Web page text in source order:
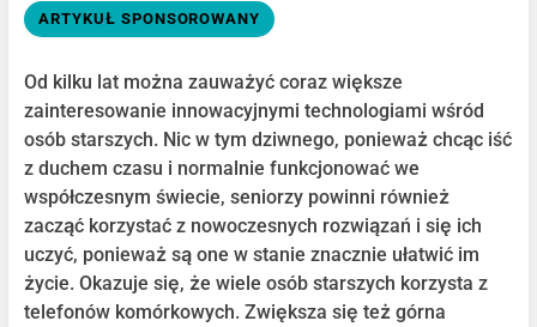
ARTYKUŁ SPONSOROWANY
Od kilku lat można zauważyć coraz większe
zainteresowanie innowacyjnymi technologiami wśród
osób starszych. Nic w tym dziwnego, ponieważ chcąc iść
z duchem czasu i normalnie funkcjonować we
współczesnym świecie, seniorzy powinni również
zacząć korzystać z nowoczesnych rozwiązań i się ich
uczyć, ponieważ są one w stanie znacznie ułatwić im
życie. Okazuje się, że wiele osób starszych korzysta z
telefonów komórkowych. Zwiększa się też górna